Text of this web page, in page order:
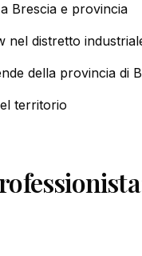
Brescia e provincia
nel distretto
della provincia di
territorio